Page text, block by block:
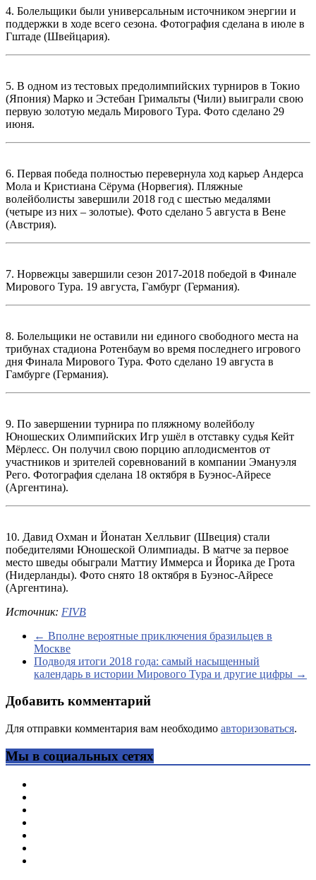
4. Болельщики были универсальным источником энергии и
поддержки в ходе всего сезона. Фотография сделана в июле в
Гштаде (Швейцария).
5. В одном из тестовых предолимпийских турниров в Токио
(Япония) Марко и Эстебан Гримальты (Чили) выиграли свою
первую золотую медаль Мирового Тура. Фото сделано 29
июня.
6. Первая победа полностью перевернула ход карьер Андерса
Мола и Кристиана Сёрума (Норвегия). Пляжные
волейболисты завершили 2018 год с шестью медалями
(четыре из них – золотые). Фото сделано 5 августа в Вене
(Австрия).
7. Норвежцы завершили сезон 2017-2018 победой в Финале
Мирового Тура. 19 августа, Гамбург (Германия).
8. Болельщики не оставили ни единого свободного места на
трибунах стадиона Ротенбаум во время последнего игрового
дня Финала Мирового Тура. Фото сделано 19 августа в
Гамбурге (Германия).
9. По завершении турнира по пляжному волейболу
Юношеских Олимпийских Игр ушёл в отставку судья Кейт
Мёрлесс. Он получил свою порцию аплодисментов от
участников и зрителей соревнований в компании Эмануэля
Рего. Фотография сделана 18 октября в Буэнос-Айресе
(Аргентина).
10. Давид Охман и Йонатан Хелльвиг (Швеция) стали
победителями Юношеской Олимпиады. В матче за первое
место шведы обыграли Маттиу Иммерса и Йорика де Грота
(Нидерланды). Фото снято 18 октября в Буэнос-Айресе
(Аргентина).
Источник: FIVB
← Вполне вероятные приключения бразильцев в
Москве
Подводя итоги 2018 года: самый насыщенный
календарь в истории Мирового Тура и другие цифры →
Добавить комментарий
Для отправки комментария вам необходимо авторизоваться.
Мы в социальных сетях